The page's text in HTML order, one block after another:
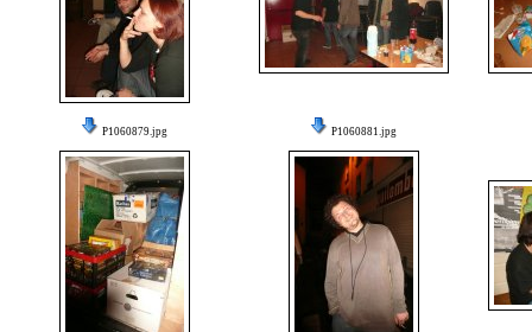
P1060879.jpg P1060881.jpg